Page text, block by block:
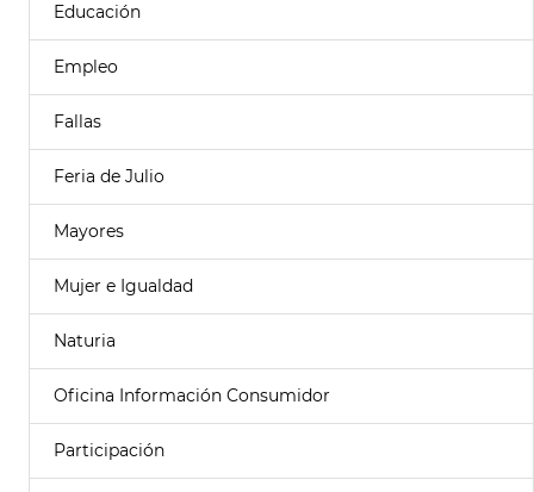
Educación
Empleo
Fallas
Feria de Julio
Mayores
Mujer e Igualdad
Naturia
Oficina Información Consumidor
Participación